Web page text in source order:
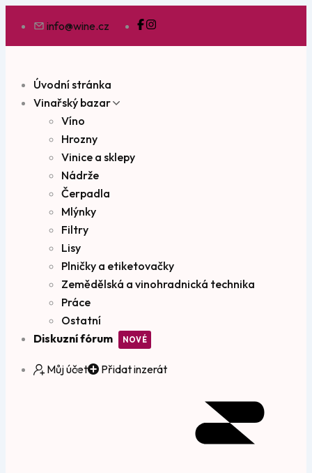
info@wine.cz
Úvodní stránka
Vinařský bazar
Víno
Hrozny
Vinice a sklepy
Nádrže
Čerpadla
Mlýnky
Filtry
Lisy
Plničky a etiketovačky
Zemědělská a vinohradnická technika
Práce
Ostatní
Diskuzní fórum
Můj účet Přidat inzerát